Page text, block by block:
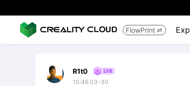
FlowPrint 
R1t0
10:46 03-30